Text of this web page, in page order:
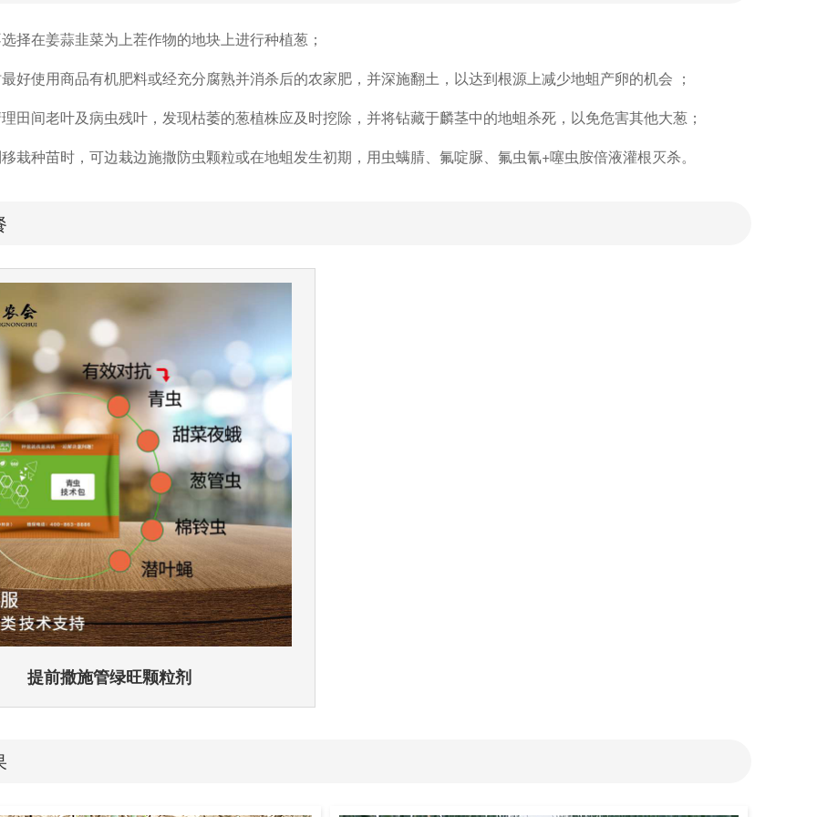
择在姜蒜韭菜为上茬作物的地块上进行种植葱；
好使用商品有机肥料或经充分腐熟并消杀后的农家肥，并深施翻土，以达到根源上减少地蛆产卵的机会 ；
田间老叶及病虫残叶，发现枯萎的葱植株应及时挖除，并将钻藏于麟茎中的地蛆杀死，以免危害其他大葱；
栽种苗时，可边栽边施撒防虫颗粒或在地蛆发生初期，用虫螨腈、氟啶脲、氟虫氰+噻虫胺倍液灌根灭杀。
提前撒施管绿旺颗粒剂